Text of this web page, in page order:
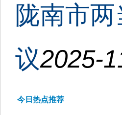
陇南市
议2025-
今日热点推荐